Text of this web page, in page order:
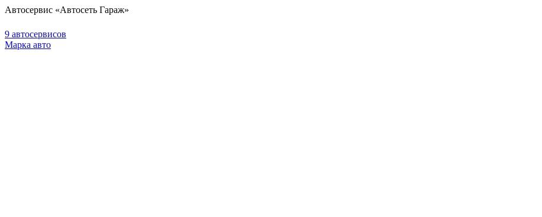
Автосервис «Автосеть Гараж»
9 автосервисов
Марка авто